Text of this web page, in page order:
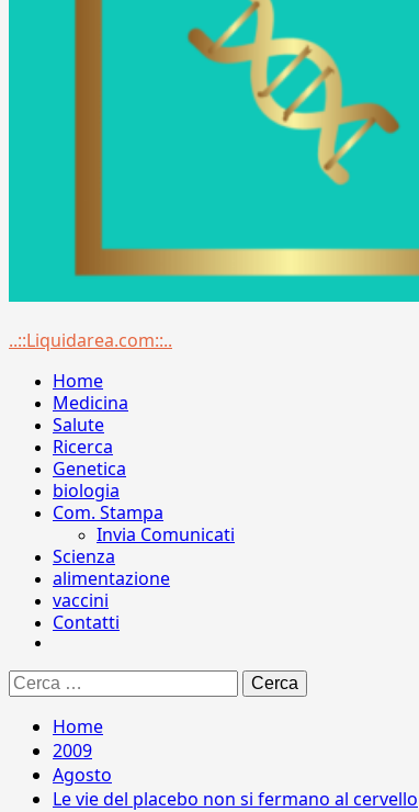
Menu
..::Liquidarea.com::..
Home
Medicina
Salute
Ricerca
Genetica
biologia
Com. Stampa
Invia Comunicati
Scienza
alimentazione
vaccini
Contatti
Ricerca
per:
Home
2009
Agosto
Le vie del placebo non si fermano al cervello